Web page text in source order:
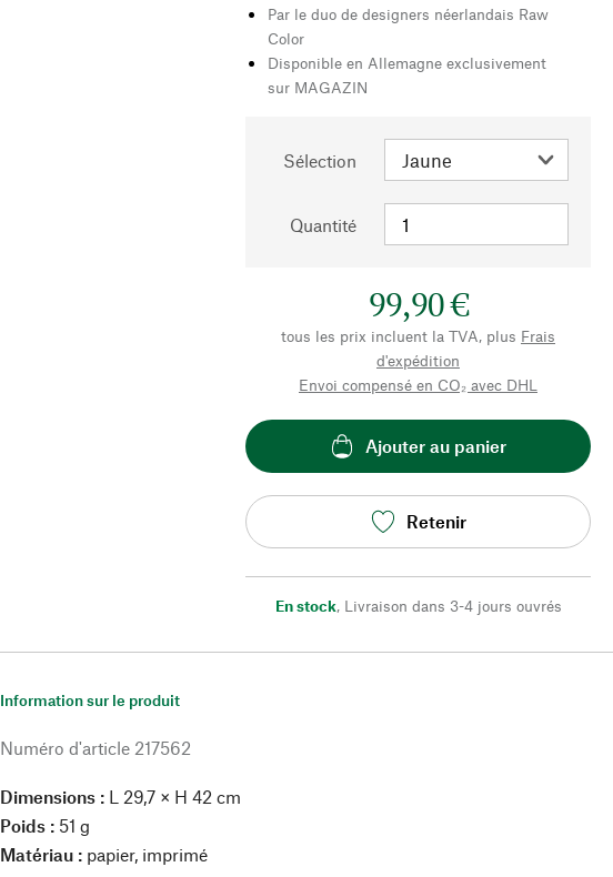
Par le duo de designers néerlandais Raw
Color
Disponible en Allemagne exclusivement
sur MAGAZIN
Sélection
Quantité
99,90 €
tous les prix incluent la TVA, plus Frais
d'expédition
Envoi compensé en CO₂ avec DHL
Ajouter au panier
Retenir
En stock, Livraison dans 3-4 jours ouvrés
Information sur le produit
Numéro d'article 217562
Dimensions : L 29,7 × H 42 cm
Poids : 51 g
Matériau : papier, imprimé